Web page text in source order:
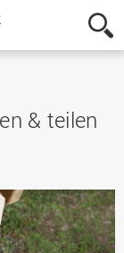
Hochschule
Osnabrück
-
Sciences
& teilen